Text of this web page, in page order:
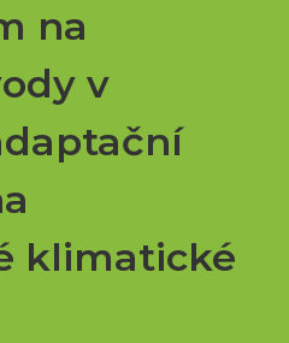
na
v
klimatické